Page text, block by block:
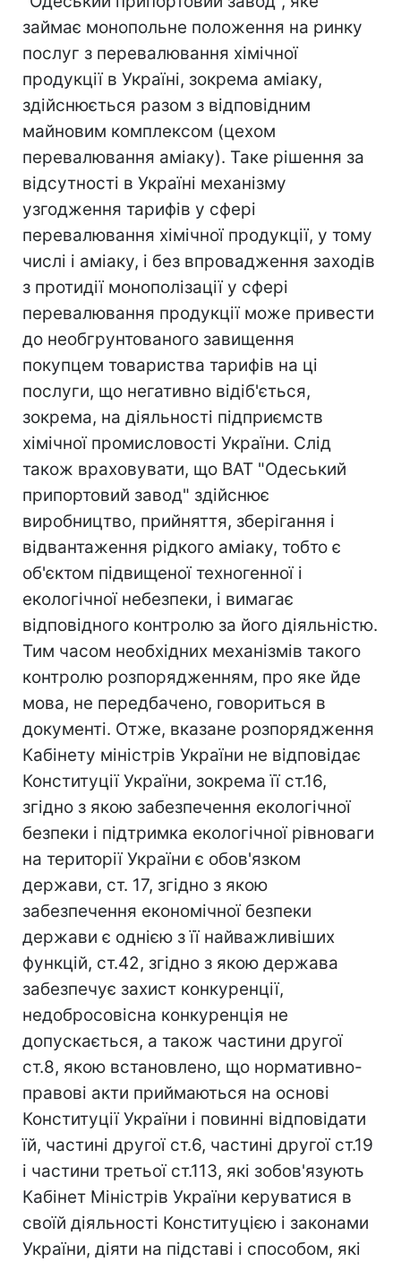
займає монопольне положення на ринку
послуг з перевалювання хімічної
продукції в Україні, зокрема аміаку,
здійснюється разом з відповідним
майновим комплексом (цехом
перевалювання аміаку). Таке рішення за
відсутності в Україні механізму
узгодження тарифів у сфері
перевалювання хімічної продукції, у тому
числі і аміаку, і без впровадження заходів
з протидії монополізації у сфері
перевалювання продукції може привести
до необгрунтованого завищення
покупцем товариства тарифів на ці
послуги, що негативно відіб'ється,
зокрема, на діяльності підприємств
хімічної промисловості України. Слід
також враховувати, що ВАТ "Одеський
припортовий завод" здійснює
виробництво, прийняття, зберігання і
відвантаження рідкого аміаку, тобто є
об'єктом підвищеної техногенної і
екологічної небезпеки, і вимагає
відповідного контролю за його діяльністю.
Тим часом необхідних механізмів такого
контролю розпорядженням, про яке йде
мова, не передбачено, говориться в
документі. Отже, вказане розпорядження
Кабінету міністрів України не відповідає
Конституції України, зокрема її ст.16,
згідно з якою забезпечення екологічної
безпеки і підтримка екологічної рівноваги
на території України є обов'язком
держави, ст. 17, згідно з якою
забезпечення економічної безпеки
держави є однією з її найважливіших
функцій, ст.42, згідно з якою держава
забезпечує захист конкуренції,
недобросовісна конкуренція не
допускається, а також частини другої
ст.8, якою встановлено, що нормативно-
правові акти приймаються на основі
Конституції України і повинні відповідати
їй, частині другої ст.6, частині другої ст.19
і частини третьої ст.113, які зобов'язують
Кабінет Міністрів України керуватися в
своїй діяльності Конституцією і законами
України, діяти на підставі і способом, які